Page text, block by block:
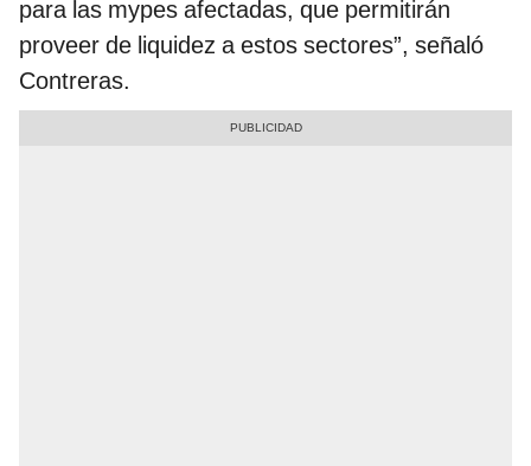
para las mypes afectadas, que permitirán
proveer de liquidez a estos sectores”, señaló
Contreras.